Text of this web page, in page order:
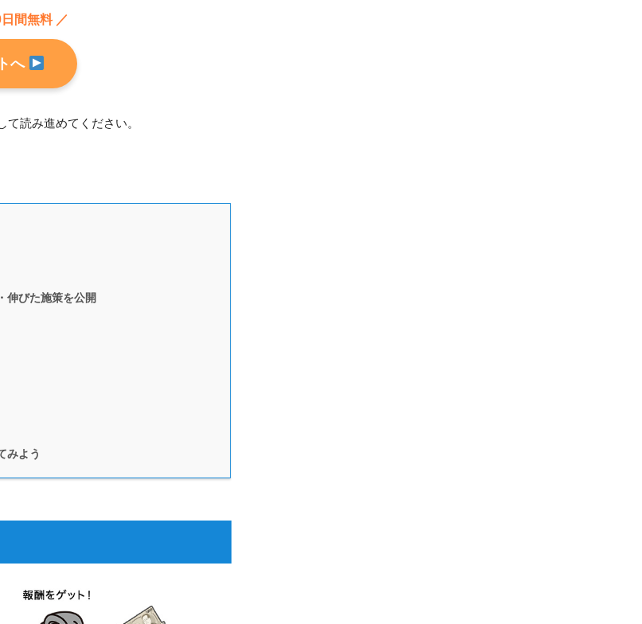
間無料 ／
へ
読み進めてください。
伸びた施策を公開
みよう